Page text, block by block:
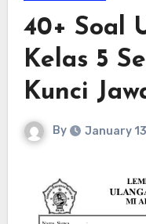
40+ Soal
Kelas 5
Kunci
By January